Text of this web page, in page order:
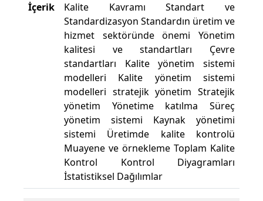
İçerik
Kalite Kavramı Standart ve
Standardizasyon Standardın üretim ve
hizmet sektöründe önemi Yönetim
kalitesi ve standartları Çevre
standartları Kalite yönetim sistemi
modelleri Kalite yönetim sistemi
modelleri stratejik yönetim Stratejik
yönetim Yönetime katılma Süreç
yönetim sistemi Kaynak yönetimi
sistemi Üretimde kalite kontrolü
Muayene ve örnekleme Toplam Kalite
Kontrol Kontrol Diyagramları
İstatistiksel Dağılımlar